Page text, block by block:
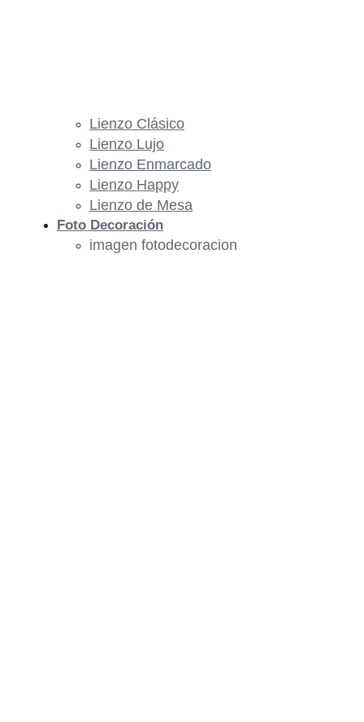
Lienzo Clásico
Lienzo Lujo
Lienzo Enmarcado
Lienzo Happy
Lienzo de Mesa
Foto Decoración
imagen fotodecoracion